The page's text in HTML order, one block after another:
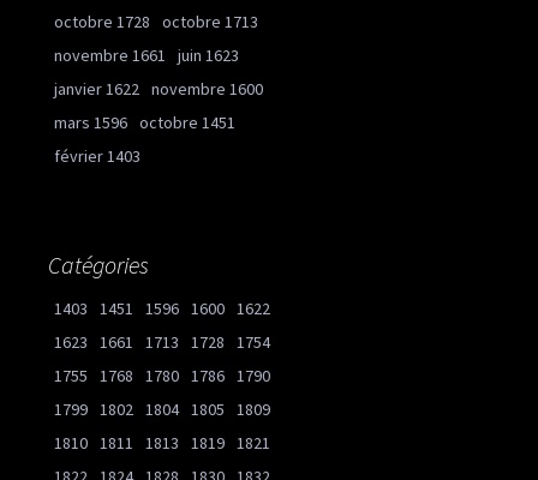
octobre 1728
octobre 1713
novembre 1661
juin 1623
janvier 1622 novembre 1600
mars 1596 octobre 1451
février 1403
Catégories
1403 1451 1596 1600 1622
1623
1661 1713 1728
1754
1755
1768 1780 1786 1790
1799 1802 1804 1805
1809
1810 1811 1813 1819 1821